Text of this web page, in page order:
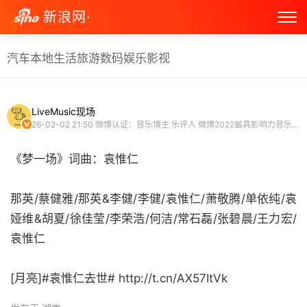
新浪网·
汽车本地生活旅游数码娱乐影视
LiveMusic现场
26-02-02 21:50 微博认证：音乐博主 乐评人 微博2022最具影响力音乐大V
《梦一场》词曲：袁惟仁
那英/蔡健雅/那英&李健/李健/袁惟仁/萧敬腾/单依纯/袁
娅维&胡夏/徐佳莹/李荣浩/何洁/常石磊/张碧晨/王力宏/
袁惟仁
[月亮]#袁惟仁去世# http://t.cn/AX57ItVk ​